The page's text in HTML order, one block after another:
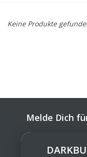
Keine Produkte
Melde Dich